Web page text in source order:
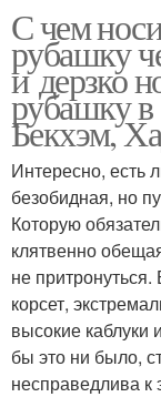
С чем
рубашку
и дерзко
рубашку в
Бекхэм,
Интересно, есть
безобидная, но
Которую
клятвенно
не
корсет,
высокие
бы это ни было,
несправедлива к